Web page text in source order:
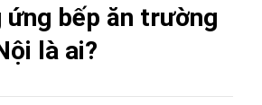
ứng bếp ăn trường
là ai?